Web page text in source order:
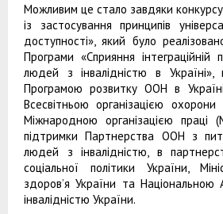
Можливим це стало завдяки конкурсу
із застосування принципів
доступності», який було
Програми «Сприяння інтеграційній
людей з інвалідністю в
Програмою розвитку ООН в
Всесвітньою організацією
Міжнародною організацією праці
підтримки Партнерства ООН з
людей з інвалідністю, в
соціальної політики України,
здоров’я України та
інвалідністю України.